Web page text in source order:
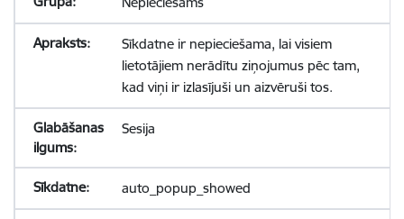
Sīkdatne ir nepieciešama, lai visiem
lietotājiem nerādītu ziņojumus pēc tam,
kad viņi ir izlasījuši un aizvēruši tos.
Sesija
auto_popup_showed